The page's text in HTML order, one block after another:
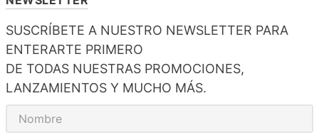
SUSCRÍBETE A NUESTRO NEWSLETTER PARA
ENTERARTE PRIMERO
DE TODAS NUESTRAS PROMOCIONES,
LANZAMIENTOS Y MUCHO MÁS.